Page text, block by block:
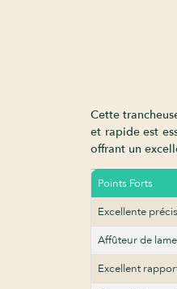
Cette
et rapide est
offrant un
Points Forts
Excellente
Affûteur de
Excellent